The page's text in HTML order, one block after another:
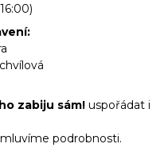
zabiju sám! uspořádat i
podrobnosti.